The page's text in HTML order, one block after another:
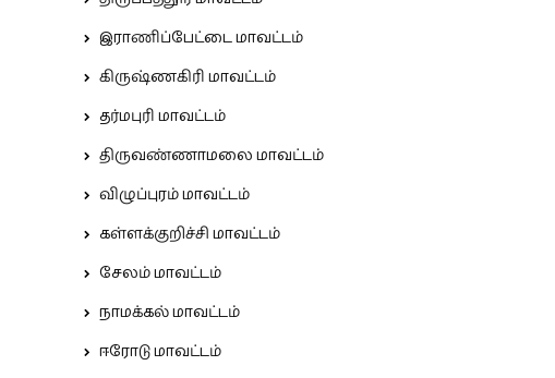
இராணிப்பேட்டை மாவட்டம்
கிருஷ்ணகிரி மாவட்டம்
தர்மபுரி மாவட்டம்
திருவண்ணாமலை மாவட்டம்
விழுப்புரம் மாவட்டம்
கள்ளக்குறிச்சி மாவட்டம்
சேலம் மாவட்டம்
நாமக்கல் மாவட்டம்
ஈரோடு மாவட்டம்